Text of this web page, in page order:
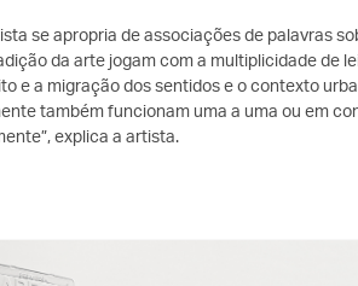
se apropria de associações de palavras
da arte jogam com a multiplicidade de
e a migração dos sentidos e o contexto
também funcionam uma a uma ou em
explica a artista.